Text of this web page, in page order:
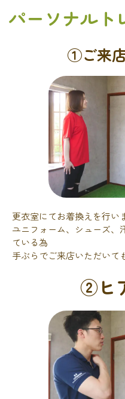
パーソナルト
①ご来
更衣室にてお着換えを行い
ユニフォーム、シューズ、
ている為
手ぶらでご来店いただいて
②ヒ